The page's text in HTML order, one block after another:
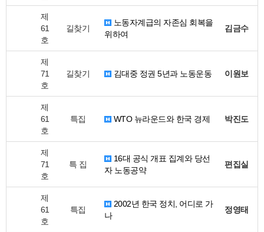
제
61
호
길찾기
노동자계급의 자존심 회복을
위하여
김금수
제
71
호
길찾기 김대중 정권 5년과 노동운동 이원보
제
61
호
특집 WTO 뉴라운드와 한국 경제 박진도
제
71
호
특 집
16대 공식 개표 집계와 당선
자 노동공약
편집실
제
61
호
특집
2002년 한국 정치, 어디로 가
나
정영태